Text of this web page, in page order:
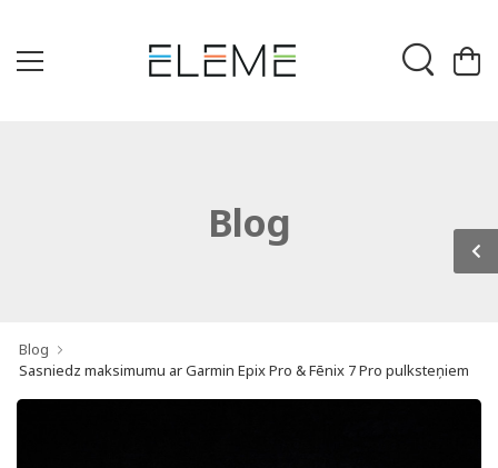
Blog
Blog
Sasniedz maksimumu ar Garmin Epix Pro & Fēnix 7 Pro pulksteņiem